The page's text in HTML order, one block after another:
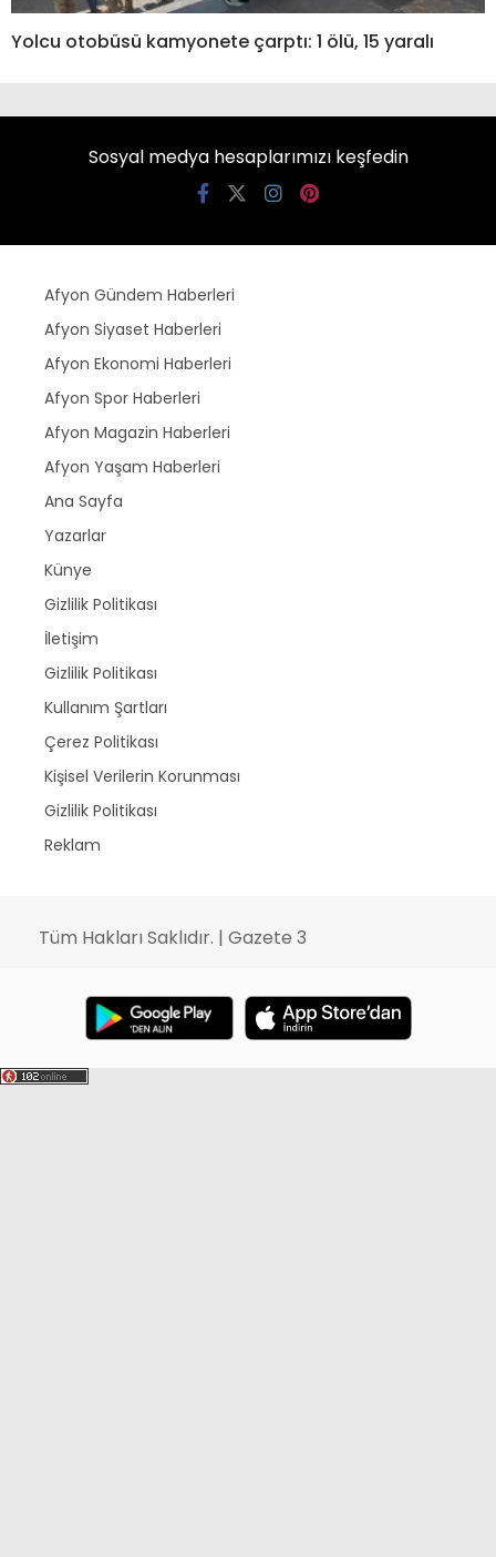
Yolcu otobüsü kamyonete çarptı: 1 ölü, 15 yaralı
Sosyal medya hesaplarımızı keşfedin
Afyon Gündem Haberleri
Afyon Siyaset Haberleri
Afyon Ekonomi Haberleri
Afyon Spor Haberleri
Afyon Magazin Haberleri
Afyon Yaşam Haberleri
Ana Sayfa
Yazarlar
Künye
Gizlilik Politikası
İletişim
Gizlilik Politikası
Kullanım Şartları
Çerez Politikası
Kişisel Verilerin Korunması
Gizlilik Politikası
Reklam
Tüm Hakları Saklıdır. | Gazete 3